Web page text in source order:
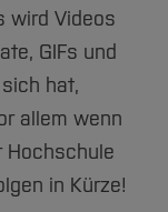
wird Videos
GIFs und
hat,
allem wenn
Hochschule
in Kürze!